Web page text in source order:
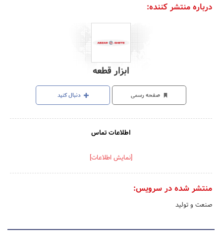
درباره منتشر کننده:
ابزار قطعه
صفحه رسمی دنبال کنید
اطلاعات تماس
[نمایش اطلاعات]
منتشر شده در سرویس:
صنعت و تولید